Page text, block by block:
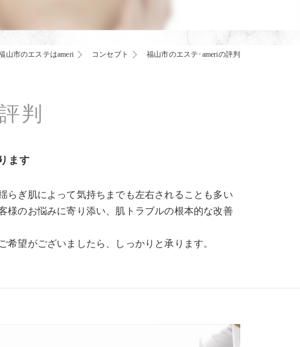
山市のエステはameri コンセプト 福山市のエステ･ameriの評判
ます
判
らぎ肌によって気持ちまでも左右されることも多い
様のお悩みに寄り添い、肌トラブルの根本的な改善
望がございましたら、しっかりと承ります。